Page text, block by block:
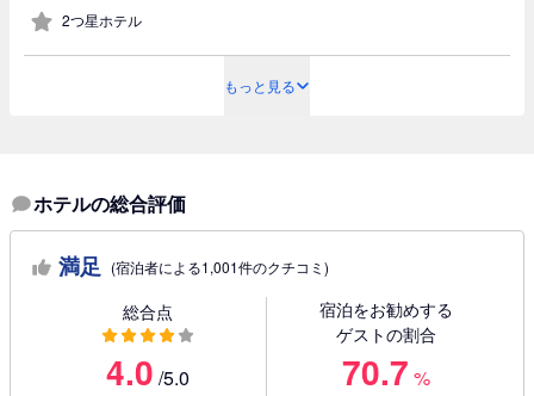
2つ星ホテル
もっと見る
ホテルの総合評価
満足 (宿泊者による1,001件のクチコミ)
総合点
4.0 /5.0
宿泊をお勧めする
ゲストの割合
70.7 %